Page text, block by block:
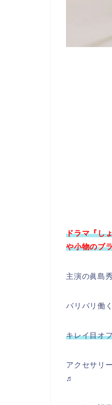
ドラマ『し
や小物のブ
主演の眞島
バリバリ働
キレイ目オ
アクセサリ
♬